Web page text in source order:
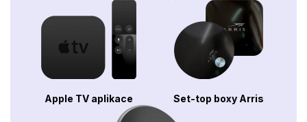
Apple TV aplikace Set-top boxy Arris